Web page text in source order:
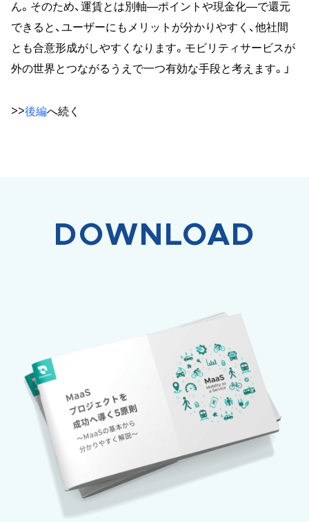
ん。そのため、運賃とは別軸―ポイントや現金化―で還元
できると、ユーザーにもメリットが分かりやすく、他社間
とも合意形成がしやすくなります。モビリティサービスが
外の世界とつながるうえで一つ有効な手段と考えます。」
>>後編へ続く
DOWNLOAD